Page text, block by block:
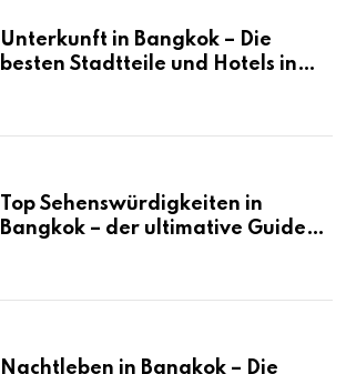
Unterkunft in Bangkok – Die
besten Stadtteile und Hotels in
Top Sehenswürdigkeiten in
Bangkok – der ultimative Guide
Nachtleben in Bangkok – Die